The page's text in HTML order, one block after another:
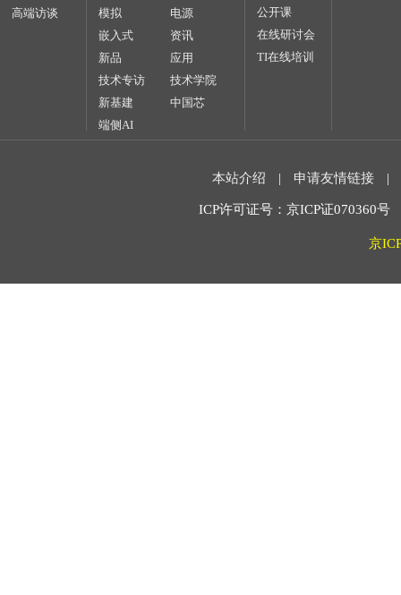
高端访谈
模拟
电源
嵌入式
资讯
新品
应用
技术专访
技术学院
新基建
中国芯
端侧AI
公开课
在线研讨会
TI在线培训
本站介绍 | 申请友情链接 |
ICP许可证号：京ICP证070360
京